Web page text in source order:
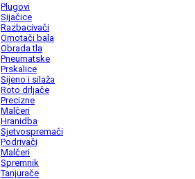
Plugovi
Sijačice
Razbacivači
Omotači bala
Obrada tla
Pneumatske
Prskalice
Sijeno i silaža
Roto drljače
Precizne
Malčeri
Hranidba
Sjetvospremači
Podrivači
Malčeri
Spremnik
Tanjurače